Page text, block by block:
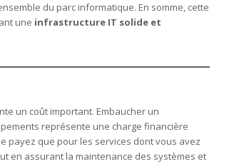
du parc informatique. En somme, cette
une infrastructure IT solide et
un coût important. Embaucher un
représente une charge financière
payez que pour les services dont vous avez
en assurant la maintenance des systèmes et